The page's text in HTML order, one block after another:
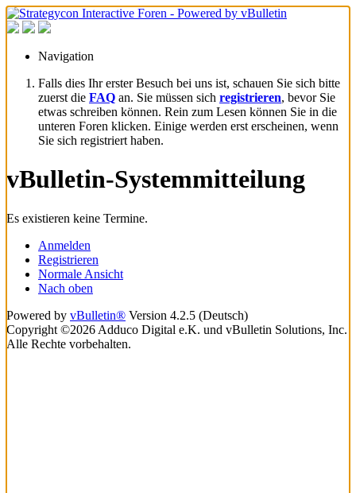
Navigation
Falls dies Ihr erster Besuch bei uns ist, schauen Sie sich bitte
zuerst die FAQ an. Sie müssen sich registrieren, bevor Sie
etwas schreiben können. Rein zum Lesen können Sie in die
unteren Foren klicken. Einige werden erst erscheinen, wenn
Sie sich registriert haben.
vBulletin-Systemmitteilung
Es existieren keine Termine.
Anmelden
Registrieren
Normale Ansicht
Nach oben
Powered by vBulletin® Version 4.2.5 (Deutsch)
Copyright ©2026 Adduco Digital e.K. und vBulletin Solutions, Inc.
Alle Rechte vorbehalten.